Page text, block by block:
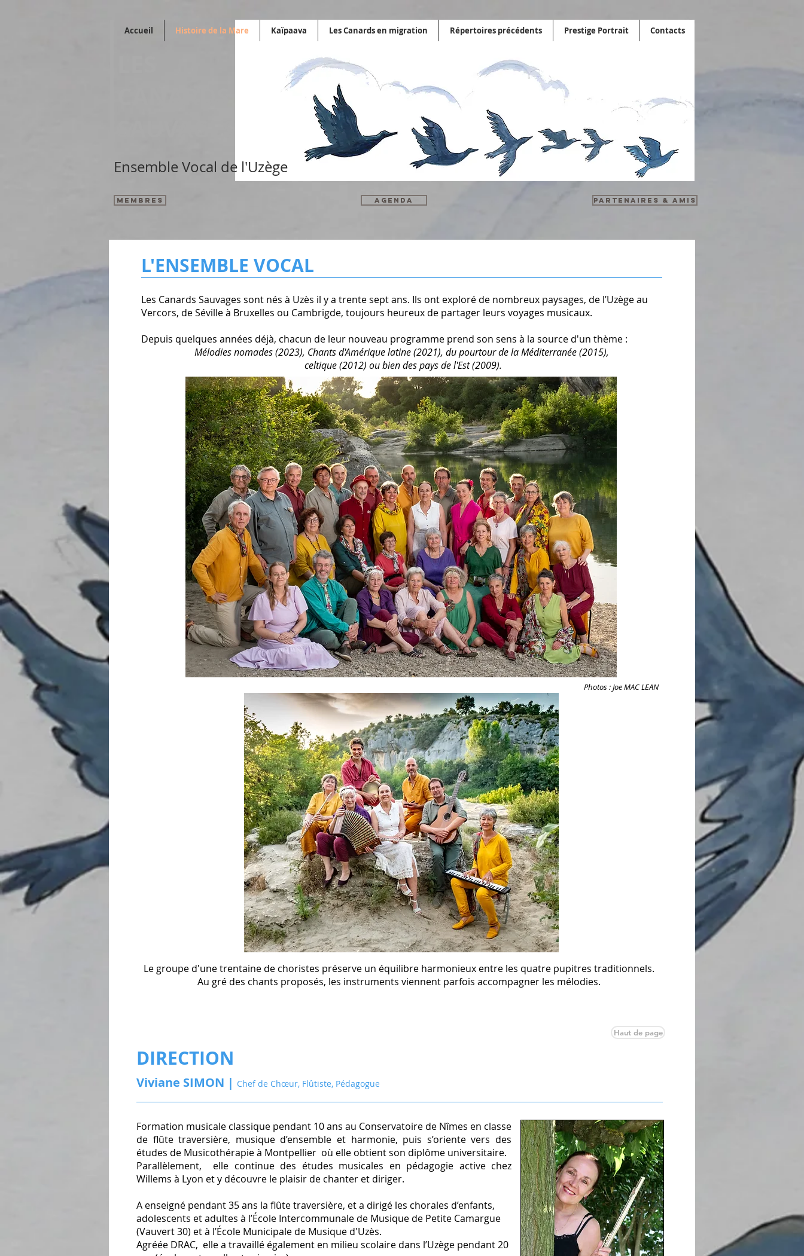
Accueil Histoire de la Mare Kaïpaava Les Canards en migration Répertoires précédents Prestige Portrait Contacts
Ensemble Vocal de l'Uzège
Membres AGENDA Partenaires & Amis
L'ENSEMBLE VOCAL
Les Canards Sauvages sont nés à Uzès il y a trente sept ans. Ils ont exploré de nombreux paysages, de l’Uzège au
Vercors, de Séville à Bruxelles ou Cambrigde, toujours heureux de partager leurs voyages musicaux.
Depuis quelques années déjà, chacun de leur nouveau programme prend son sens à la source d'un thème :
Mélodies nomades (2023), Chants d'Amérique latine (2021), du pourtour de la Méditerranée (2015),
celtique (2012) ou bien des pays de l'Est (2009).
Photos : Joe MAC LEAN
Le groupe d'une trentaine de choristes préserve un équilibre harmonieux entre les quatre pupitres traditionnels.
Au gré des chants proposés, les instruments viennent parfois accompagner les mélodies.
Haut de page
DIRECTION
Viviane SIMON | Chef de Chœur, Flûtiste, Pédagogue
Formation musicale classique pendant 10 ans au Conservatoire de Nîmes en classe
de flûte traversière, musique d’ensemble et harmonie, puis s’oriente vers des
études de Musicothérapie à Montpellier où elle obtient son diplôme universitaire.
Parallèlement, elle continue des études musicales en pédagogie active chez
Willems à Lyon et y découvre le plaisir de chanter et diriger.
A enseigné pendant 35 ans la flûte traversière, et a dirigé les chorales d’enfants,
adolescents et adultes à l’École Intercommunale de Musique de Petite Camargue
(Vauvert 30) et à l’École Municipale de Musique d'Uzès.
Agréée DRAC, elle a travaillé également en milieu scolaire dans l’Uzège pendant 20